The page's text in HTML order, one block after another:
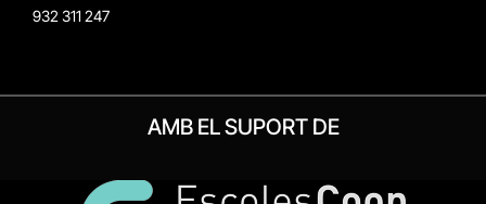
932 311 247
AMB EL SUPORT DE